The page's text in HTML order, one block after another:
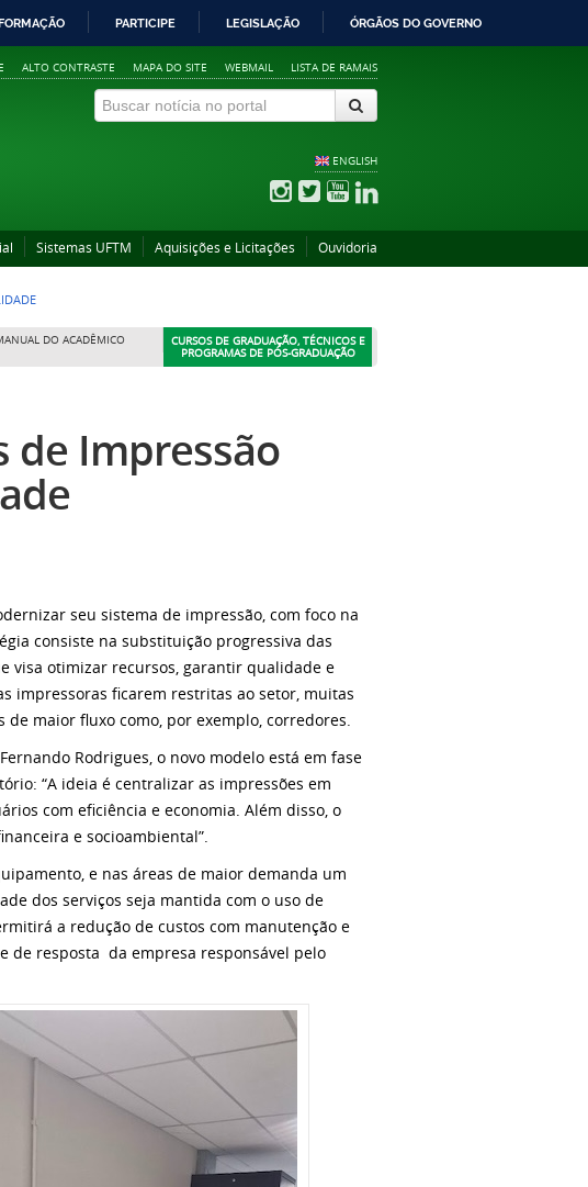
PARTICIPE LEGISLAÇÃO ÓRGÃOS DO GOVERNO
ALTO CONTRASTE MAPA DO SITE WEBMAIL LISTA DE RAMAIS
ENGLISH
Sistemas UFTM Aquisições e Licitações Ouvidoria
DO ACADÊMICO
CURSOS DE GRADUAÇÃO, TÉCNICOS E
PROGRAMAS DE PÓS-GRADUAÇÃO
de Impressão
seu sistema de impressão, com foco na
consiste na substituição progressiva das
visa otimizar recursos, garantir qualidade e
impressoras ficarem restritas ao setor, muitas
maior fluxo como, por exemplo, corredores.
Rodrigues, o novo modelo está em fase
“A ideia é centralizar as impressões em
com eficiência e economia. Além disso, o
e socioambiental”.
e nas áreas de maior demanda um
dos serviços seja mantida com o uso de
a redução de custos com manutenção e
de resposta da empresa responsável pelo